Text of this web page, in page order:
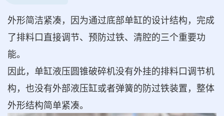
外形简洁紧凑，因为通过底部单缸的设计结构，完成
了排料口直接调节、预防过铁、清腔的三个重要功
能。
因此，单缸液压圆锥破碎机没有外挂的排料口调节机
构，也没有外部液压缸或者弹簧的防过铁装置，整体
外形结构简单紧凑。